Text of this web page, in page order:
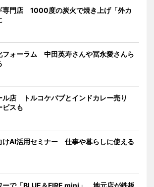
専門店 1000度の炭火で焼き上げ「外カ
フォーラム 中田英寿さんや冨永愛さんら
ル店 トルコケバブとインドカレー売り
ビスも
けAI活用セミナー 仕事や暮らしに使える
ーで「BLUE＆FIRE mini」 地元店が鉄板